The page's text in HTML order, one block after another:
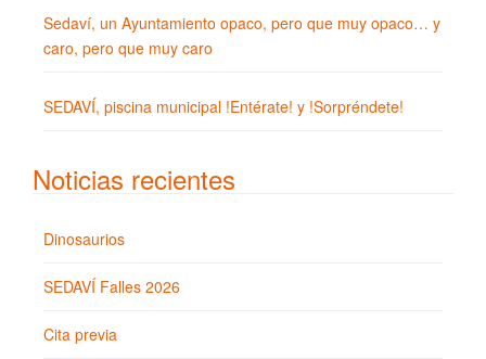
Sedaví, un Ayuntamiento opaco, pero que muy opaco… y
caro, pero que muy caro
SEDAVÍ, piscina municipal !Entérate! y !Sorpréndete!
Noticias recientes
Dinosaurios
SEDAVÍ Falles 2026
Cita previa